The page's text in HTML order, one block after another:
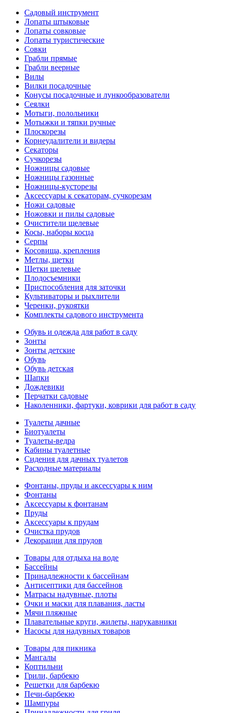
Садовый инструмент
Лопаты штыковые
Лопаты совковые
Лопаты туристические
Совки
Грабли прямые
Грабли веерные
Вилы
Вилки посадочные
Конусы посадочные и лункообразователи
Сеялки
Мотыги, полольники
Мотыжки и тяпки ручные
Плоскорезы
Корнеудалители и видеры
Секаторы
Сучкорезы
Ножницы садовые
Ножницы газонные
Ножницы-кусторезы
Аксессуары к секаторам, сучкорезам
Ножи садовые
Ножовки и пилы садовые
Очистители щелевые
Косы, наборы косца
Серпы
Косовища, крепления
Метлы, щетки
Щетки щелевые
Плодосъемники
Приспособления для заточки
Культиваторы и рыхлители
Черенки, рукоятки
Комплекты садового инструмента
Обувь и одежда для работ в саду
Зонты
Зонты детские
Обувь
Обувь детская
Шапки
Дождевики
Перчатки садовые
Наколенники, фартуки, коврики для работ в саду
Туалеты дачные
Биотуалеты
Туалеты-ведра
Кабины туалетные
Сидения для дачных туалетов
Расходные материалы
Фонтаны, пруды и аксессуары к ним
Фонтаны
Аксессуары к фонтанам
Пруды
Аксессуары к прудам
Очистка прудов
Декорации для прудов
Товары для отдыха на воде
Бассейны
Принадлежности к бассейнам
Антисептики для бассейнов
Матраcы надувные, плоты
Очки и маски для плавания, ласты
Мячи пляжные
Плавательные круги, жилеты, нарукавники
Насосы для надувных товаров
Товары для пикника
Мангалы
Коптильни
Грили, барбекю
Решетки для барбекю
Печи-барбекю
Шампуры